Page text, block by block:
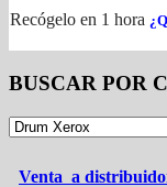
Recógelo en 1 hora
BUSCAR POR
Venta a